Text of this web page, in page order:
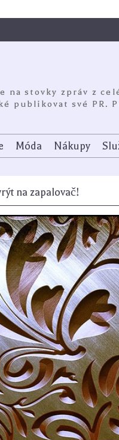
stovky zpráv z
publikovat své PR.
Móda Nákupy
na zapalovač!